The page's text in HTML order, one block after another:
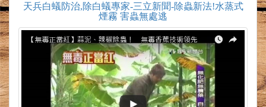
天兵白蟻防治,除白蟻專家-三立新聞-除蟲新法!水蒸式
煙霧 害蟲無處逃